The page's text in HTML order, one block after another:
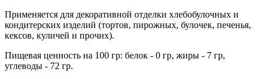
Применяется для декоративной отделки хлебобулочных и
кондитерских изделий (тортов, пирожных, булочек, печенья,
кексов, куличей и прочих).
Пищевая ценность на 100 гр: белок - 0 гр, жиры - 7 гр,
углеводы - 72 гр.